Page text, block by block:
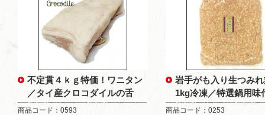
不定貫４ｋｇ特価！ワニタン
／タイ産クロコダイルの舌
商品コード：0593
岩手がも入り生つみ
1kg冷凍／特選鍋用味
商品コード：0253